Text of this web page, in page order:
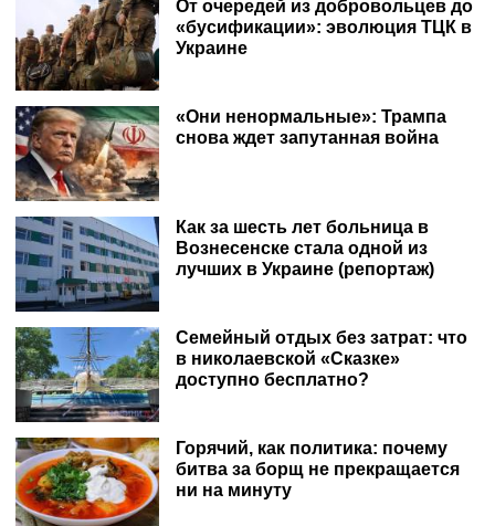
От очередей из добровольцев до
«бусификации»: эволюция ТЦК в
Украине
«Они ненормальные»: Трампа
снова ждет запутанная война
Как за шесть лет больница в
Вознесенске стала одной из
лучших в Украине (репортаж)
Семейный отдых без затрат: что
в николаевской «Сказке»
доступно бесплатно?
Горячий, как политика: почему
битва за борщ не прекращается
ни на минуту